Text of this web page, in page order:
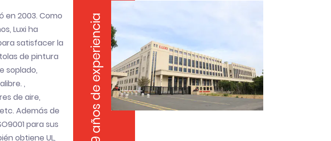
en 2003. Como
Luxi ha
satisfacer la
de pintura
soplado,
,
de aire,
Además de
para sus
obtiene UL,
19 años de experiencia